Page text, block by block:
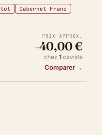
Cabernet Franc
PRIX APPROX.
~40,00 €
chez 1 caviste
Comparer →